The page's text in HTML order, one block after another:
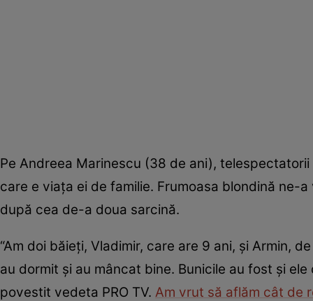
Pe Andreea Marinescu (38 de ani),
care e viața ei de familie. Frumoasa blondină
după cea de-a doua sarcină.
“Am doi băieţi, Vladimir, care are 9 ani, şi Armin,
au dormit şi au mâncat bine. Bunicile au fost și
povestit vedeta PRO TV. Am vrut să aflăm cât de